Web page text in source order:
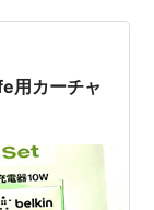
チホルダー３
えず2つ付け
ぎたので、
用カーチャ